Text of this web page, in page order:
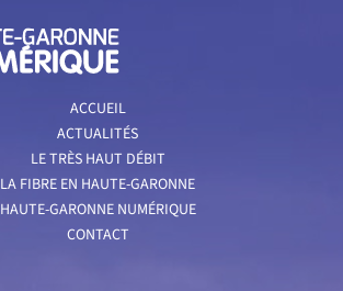
ACCUEIL
ACTUALITÉS
LE TRÈS HAUT DÉBIT
LA FIBRE EN HAUTE-GARONNE
HAUTE-GARONNE NUMÉRIQUE
CONTACT